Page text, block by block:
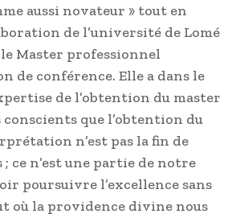
aussi novateur » tout en
de l’université de Lomé
Master professionnel
de conférence. Elle a dans le
de l’obtention du master
conscients que l’obtention du
n’est pas la fin de
ce n’est une partie de notre
poursuivre l’excellence sans
où la providence divine nous